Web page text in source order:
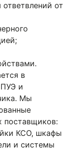
от
в
и
Мы
поставщиков:
КСО, шкафы
и системы